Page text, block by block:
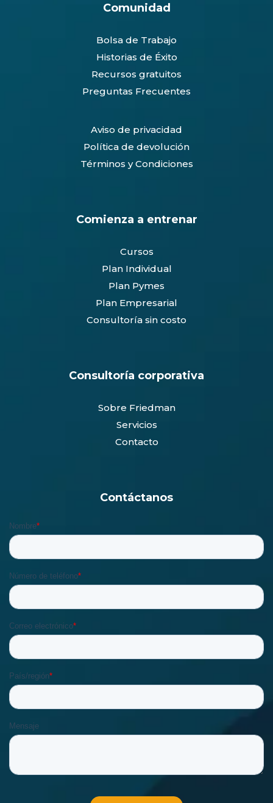
Comunidad
Bolsa de Trabajo
Historias de Éxito
Recursos gratuitos
Preguntas Frecuentes
Aviso de privacidad
Política de devolución
Términos y Condiciones
Comienza a entrenar
Cursos
Plan Individual
Plan Pymes
Plan Empresarial
Consultoría sin costo
Consultoría corporativa
Sobre Friedman
Servicios
Contacto
Contáctanos